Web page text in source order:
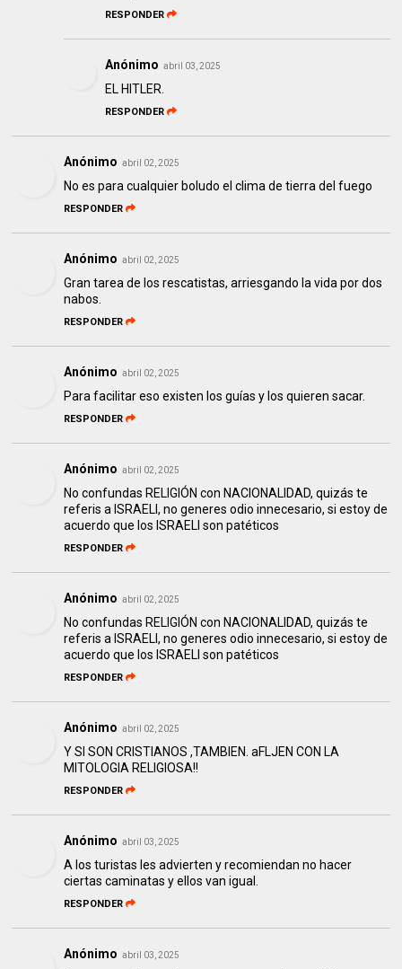
RESPONDER
Anónimo abril 03, 2025
EL HITLER.
RESPONDER
Anónimo abril 02, 2025
No es para cualquier boludo el clima de tierra del fuego
RESPONDER
Anónimo abril 02, 2025
Gran tarea de los rescatistas, arriesgando la vida por dos
nabos.
RESPONDER
Anónimo abril 02, 2025
Para facilitar eso existen los guías y los quieren sacar.
RESPONDER
Anónimo abril 02, 2025
No confundas RELIGIÓN con NACIONALIDAD, quizás te
referis a ISRAELI, no generes odio innecesario, si estoy de
acuerdo que los ISRAELI son patéticos
RESPONDER
Anónimo abril 02, 2025
No confundas RELIGIÓN con NACIONALIDAD, quizás te
referis a ISRAELI, no generes odio innecesario, si estoy de
acuerdo que los ISRAELI son patéticos
RESPONDER
Anónimo abril 02, 2025
Y SI SON CRISTIANOS ,TAMBIEN. aFLJEN CON LA
MITOLOGIA RELIGIOSA!!
RESPONDER
Anónimo abril 03, 2025
A los turistas les advierten y recomiendan no hacer
ciertas caminatas y ellos van igual.
RESPONDER
Anónimo abril 03, 2025